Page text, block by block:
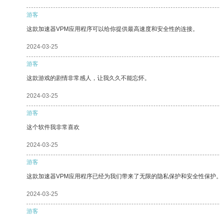
游客
这款加速器VPM应用程序可以给你提供最高速度和安全性的连接。
2024-03-25
游客
这款游戏的剧情非常感人，让我久久不能忘怀。
2024-03-25
游客
这个软件我非常喜欢
2024-03-25
游客
这款加速器VPM应用程序已经为我们带来了无限的隐私保护和安全性保护
2024-03-25
游客